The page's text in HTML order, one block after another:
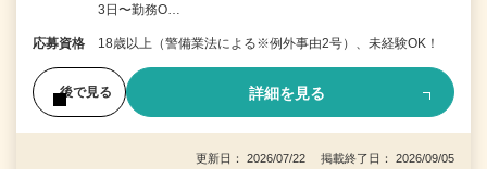
3日〜勤務O…
応募資格 18歳以上（警備業法による※例外事由2号）、未経験OK！
後で見る 詳細を見る
更新日： 2026/07/22 掲載終了日： 2026/09/05